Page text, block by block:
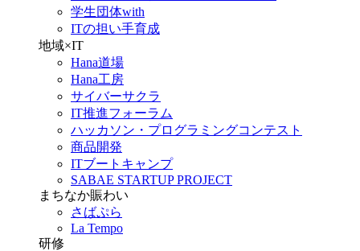
学生団体with
ITの担い手育成
地域×IT
Hana道場
Hana工房
サイバーサクラ
IT推進フォーラム
ハッカソン・プログラミングコンテスト
商品開発
ITブートキャンプ
SABAE STARTUP PROJECT
まちなか賑わい
さばぷら
La Tempo
研修